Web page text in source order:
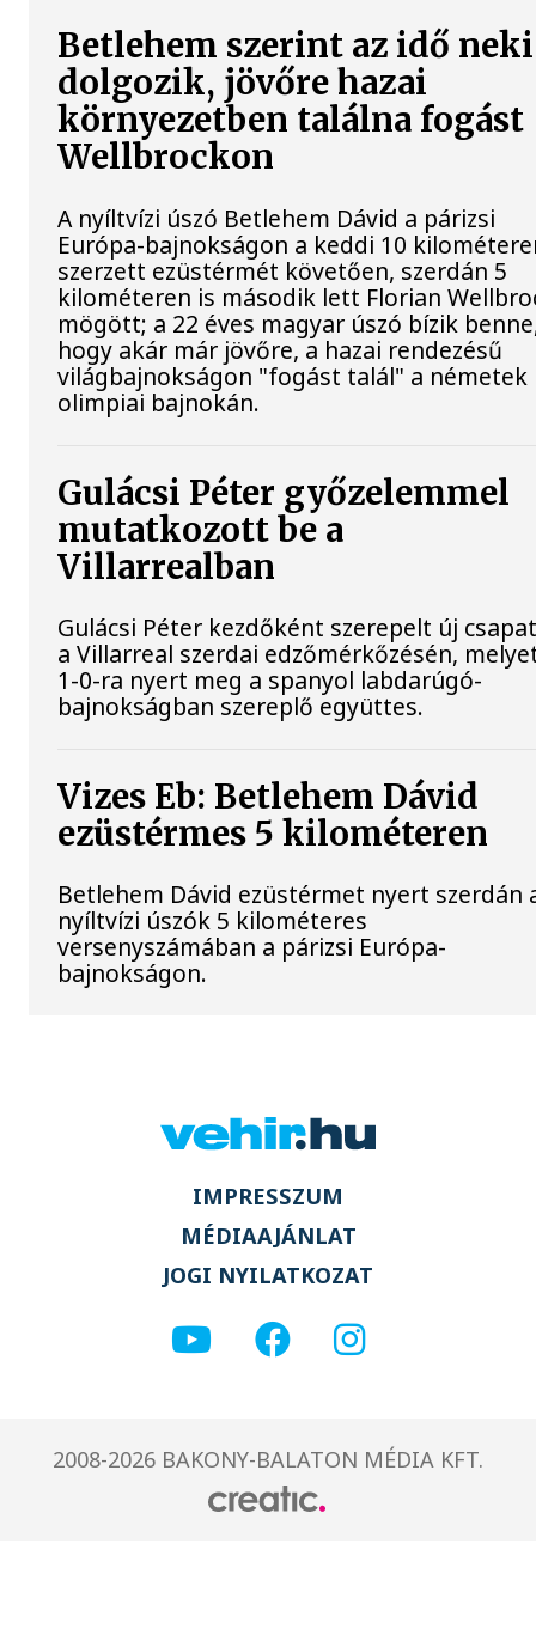
Betlehem szerint az idő neki
dolgozik, jövőre hazai
környezetben találna fogást
Wellbrockon
A nyíltvízi úszó Betlehem Dávid a párizsi
Európa-bajnokságon a keddi 10
szerzett ezüstérmét követően, szerdán 5
kilométeren is második lett Florian
mögött; a 22 éves magyar úszó bízik
hogy akár már jövőre, a hazai rendezésű
világbajnokságon "fogást talál" a németek
olimpiai bajnokán.
Gulácsi Péter győzelemmel
mutatkozott be a
Villarrealban
Gulácsi Péter kezdőként szerepelt új
a Villarreal szerdai edzőmérkőzésén,
1-0-ra nyert meg a spanyol labdarúgó-
bajnokságban szereplő együttes.
Vizes Eb: Betlehem Dávid
ezüstérmes 5 kilométeren
Betlehem Dávid ezüstérmet nyert szerdán
nyíltvízi úszók 5 kilométeres
versenyszámában a párizsi Európa-
bajnokságon.
IMPRESSZUM
MÉDIAAJÁNLAT
JOGI NYILATKOZAT
2008-2026 BAKONY-BALATON MÉDIA KFT.